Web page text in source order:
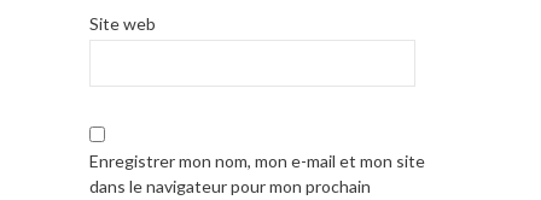
Site web
Enregistrer mon nom, mon e-mail et mon site
dans le navigateur pour mon prochain